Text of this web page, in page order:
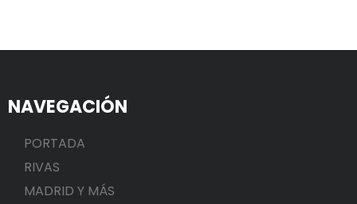
NAVEGACIÓN
PORTADA
RIVAS
MADRID Y MÁS